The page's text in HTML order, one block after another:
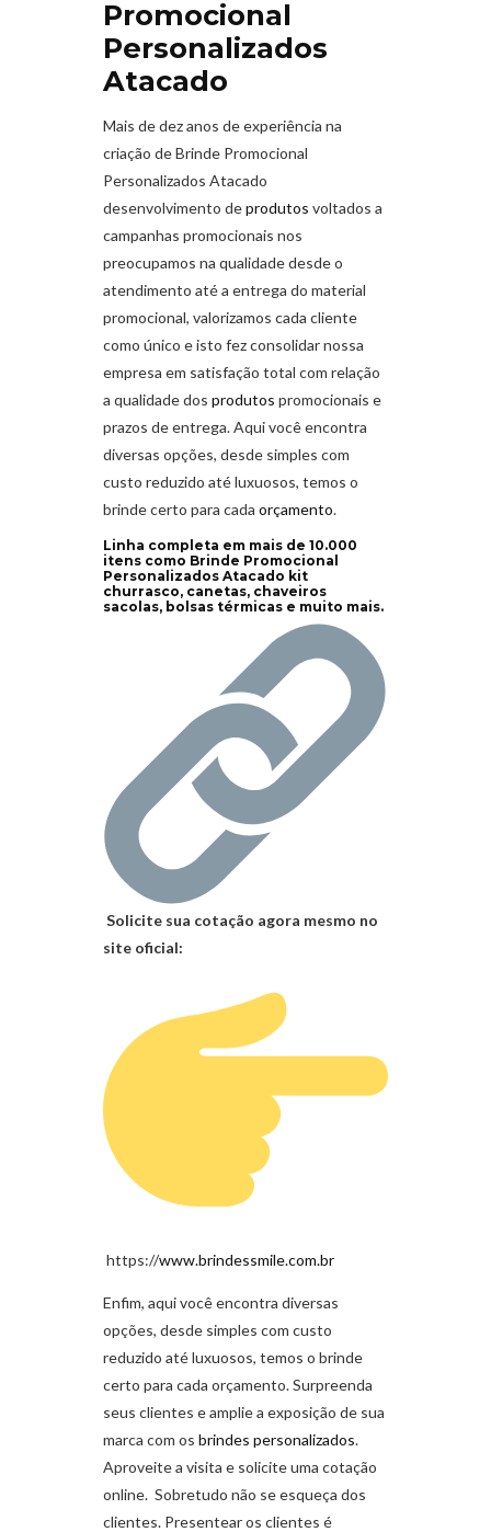
Promocional
Personalizados
Atacado
Mais de dez anos de experiência na
criação de Brinde Promocional
Personalizados Atacado
desenvolvimento deprodutos voltados a
campanhas promocionais nos
preocupamos na qualidade desde o
atendimento até a entrega do material
promocional, valorizamos cada cliente
como único e isto fez consolidar nossa
empresa em satisfação total com relação
a qualidade dos produtos promocionais e
prazos de entrega. Aqui você encontra
diversas opções, desde simples com
custo reduzido até luxuosos, temos o
brinde certo para cada orçamento.
Linha completa em mais de 10.000
itens como Brinde Promocional
Personalizados Atacado kit
churrasco, canetas, chaveiros
sacolas, bolsas térmicas e muito mais.
Solicite sua cotação agora mesmo no
site oficial:
https://www.brindessmile.com.br
Enfim, aqui você encontra diversas
opções, desde simples com custo
reduzido até luxuosos, temos o brinde
certo para cada orçamento. Surpreenda
seus clientes e amplie a exposição de sua
marca com os brindes personalizados.
Aproveite a visita e solicite uma cotação
online. Sobretudo não se esqueça dos
clientes. Presentear os clientes é